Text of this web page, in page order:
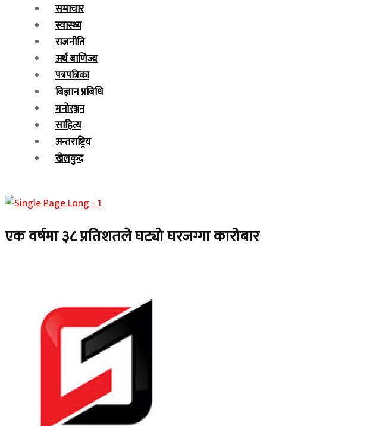
समाचार
स्वास्थ्य
राजनीति
अर्थ बाणिज्य
पत्रपत्रिका
बिज्ञान प्रबिधि
मनोरञ्जन
साहित्य
अन्तराष्ट्रिय
खेलकुद
एक वर्षमा ३८ प्रतिशतले घट्यो घरजग्गा कारोबार